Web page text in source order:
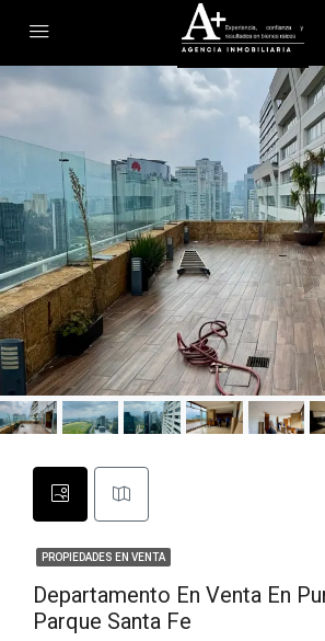
PROPIEDADES EN VENTA
Departamento En Venta En
Parque Santa Fe